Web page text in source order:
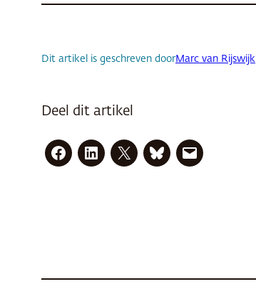
Dit artikel is geschreven doorMarc van Rijswijk
Deel dit artikel